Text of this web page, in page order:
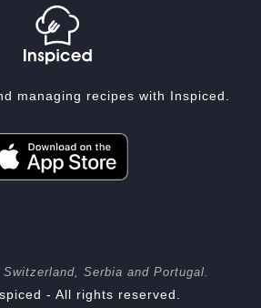
managing recipes with Inspiced.
Serbia and Portugal.
- All rights reserved.